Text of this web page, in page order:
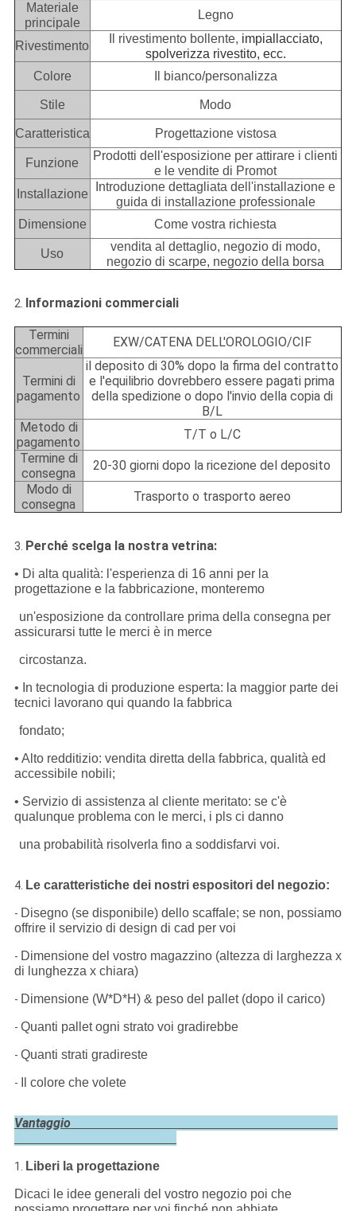
Materiale
principale
Legno
Rivestimento
Il rivestimento bollente, impiallacciato,
spolverizza rivestito, ecc.
Colore
Il bianco/personalizza
Stile Modo
Caratteristica Progettazione vistosa
Funzione
Prodotti dell'esposizione per attirare i clienti
e le vendite di Promot
Installazione
Introduzione dettagliata dell'installazione e
guida di installazione professionale
Dimensione
Come vostra richiesta
Uso
vendita al dettaglio, negozio di modo,
negozio di scarpe, negozio della borsa
2. Informazioni commerciali
Termini
commerciali
EXW/CATENA DELL'OROLOGIO/CIF
Termini di
pagamento
il deposito di 30% dopo la firma del contratto
e l'equilibrio dovrebbero essere pagati prima
della spedizione o dopo l'invio della copia di
B/L
Metodo di
pagamento
T/T o L/C
Termine di
consegna
20-30 giorni dopo la ricezione del deposito
Modo di
consegna
Trasporto o trasporto aereo
3. Perché scelga la nostra vetrina:
• Di alta qualità: l'esperienza di 16 anni per la
progettazione e la fabbricazione, monteremo
un'esposizione da controllare prima della consegna per
assicurarsi tutte le merci è in merce
circostanza.
• In tecnologia di produzione esperta: la maggior parte dei
tecnici lavorano qui quando la fabbrica
fondato;
• Alto redditizio: vendita diretta della fabbrica, qualità ed
accessibile nobili;
• Servizio di assistenza al cliente meritato: se c'è
qualunque problema con le merci, i pls ci danno
una probabilità risolverla fino a soddisfarvi voi.
4. Le caratteristiche dei nostri espositori del negozio:
- Disegno (se disponibile) dello scaffale; se non, possiamo
offrire il servizio di design di cad per voi
- Dimensione del vostro magazzino (altezza di larghezza x
di lunghezza x chiara)
- Dimensione (W*D*H) & peso del pallet (dopo il carico)
- Quanti pallet ogni strato voi gradirebbe
- Quanti strati gradireste
- Il colore che volete
Vantaggio
1. Liberi la progettazione
Dicaci le idee generali del vostro negozio poi che